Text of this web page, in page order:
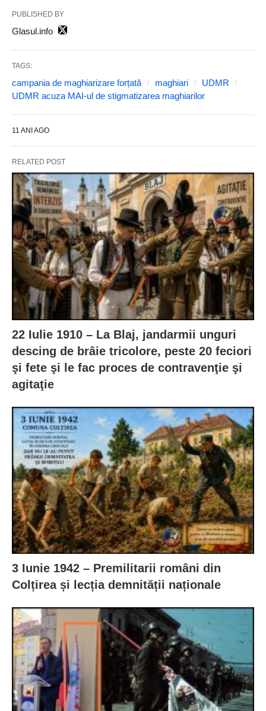
PUBLISHED BY
Glasul.info
TAGS:
campania de maghiarizare forțată maghiari
UDMR
UDMR acuza MAI-ul de stigmatizarea maghiarilor
11 ANI AGO
RELATED POST
22 Iulie 1910 – La Blaj, jandarmii unguri
descing de brâie tricolore, peste 20 feciori
şi fete şi le fac proces de contravenţie şi
agitaţie
3 Iunie 1942 – Premilitarii români din
Colțirea și lecția demnității naționale